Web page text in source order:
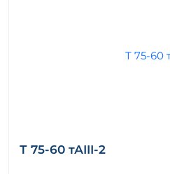
Т 75-60 тАIII-2